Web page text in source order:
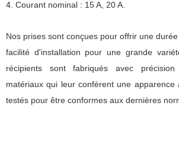
4. Courant nominal : 15 A, 20 A.
Nos prises sont conçues pour offrir une
facilité d'installation pour une grande
récipients sont fabriqués avec
matériaux qui leur confèrent une apparence
testés pour être conformes aux dernières